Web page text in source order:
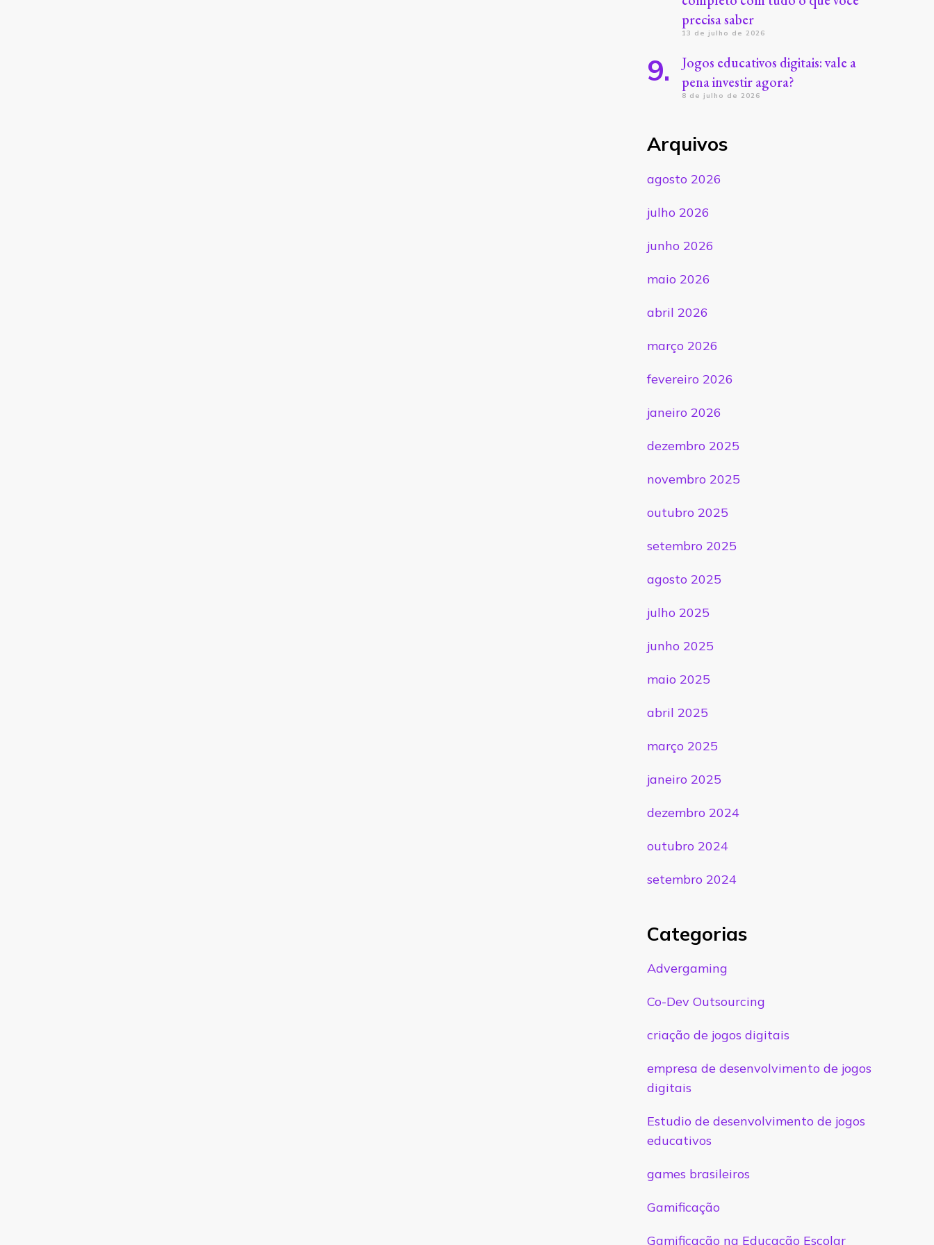
precisa saber
13 de julho de 2026
Jogos educativos digitais: vale a
pena investir agora?
8 de julho de 2026
Arquivos
agosto 2026
julho 2026
junho 2026
maio 2026
abril 2026
março 2026
fevereiro 2026
janeiro 2026
dezembro 2025
novembro 2025
outubro 2025
setembro 2025
agosto 2025
julho 2025
junho 2025
maio 2025
abril 2025
março 2025
janeiro 2025
dezembro 2024
outubro 2024
setembro 2024
Categorias
Advergaming
Co-Dev Outsourcing
criação de jogos digitais
empresa de desenvolvimento de jogos
digitais
Estudio de desenvolvimento de jogos
educativos
games brasileiros
Gamificação
Gamificação na Educação Escolar